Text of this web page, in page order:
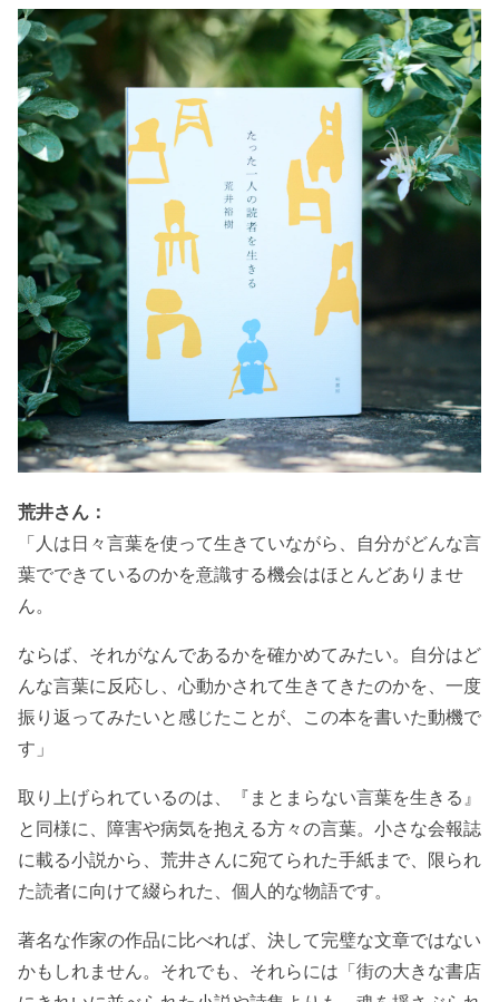
荒井さん：
「人は日々言葉を使って生きていながら、自分がどんな言
葉でできているのかを意識する機会はほとんどありませ
ん。
ならば、それがなんであるかを確かめてみたい。自分はど
んな言葉に反応し、心動かされて生きてきたのかを、一度
振り返ってみたいと感じたことが、この本を書いた動機で
す」
取り上げられているのは、『まとまらない言葉を生きる』
と同様に、障害や病気を抱える方々の言葉。小さな会報誌
に載る小説から、荒井さんに宛てられた手紙まで、限られ
た読者に向けて綴られた、個人的な物語です。
著名な作家の作品に比べれば、決して完璧な文章ではない
かもしれません。それでも、それらには「街の大きな書店